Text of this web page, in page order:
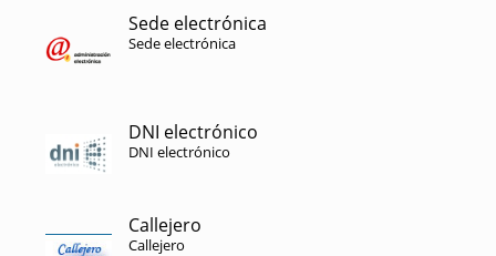
Sede electrónica
Sede electrónica
DNI electrónico
DNI electrónico
Callejero
Callejero